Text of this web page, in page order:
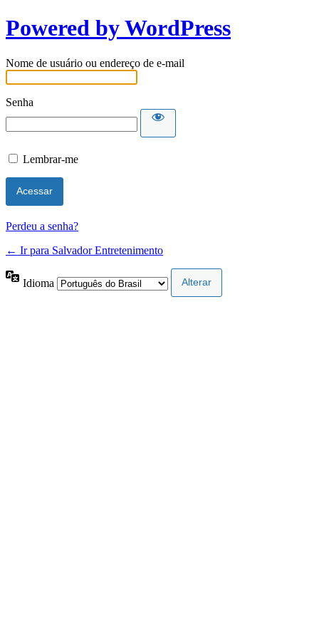
Powered by WordPress
Nome de usuário ou endereço de e-mail
Senha
Lembrar-me
Perdeu a senha?
← Ir para Salvador Entretenimento
Idioma